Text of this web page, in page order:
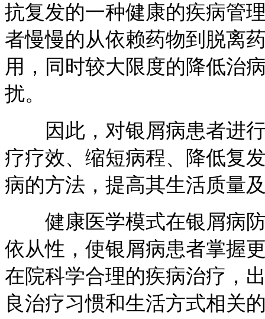
抗复发的一种健康的疾病管
者慢慢的从依赖药物到脱离
用，同时较大限度的降低治
扰。
因此，对银屑病患者进行
疗疗效、缩短病程、降低复
病的方法，提高其生活质量
健康医学模式在银屑病防
依从性，使银屑病患者掌握
在院科学合理的疾病治疗，
良治疗习惯和生活方式相关